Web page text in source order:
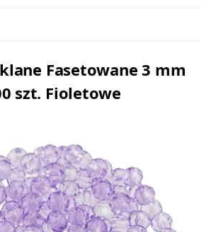
Fasetowane 3 mm
szt. Fioletowe